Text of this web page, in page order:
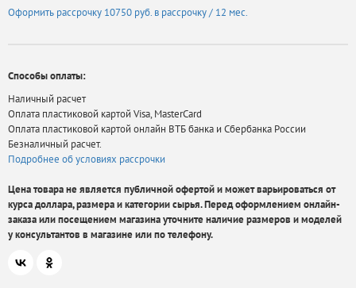
Оформить рассрочку 10750 руб. в рассрочку / 12 мес.
Способы оплаты:
Наличный расчет
Оплата пластиковой картой Visa, MasterCard
Оплата пластиковой картой онлайн ВТБ банка и Сбербанка России
Безналичный расчет.
Подробнее об условиях рассрочки
Цена товара не является публичной офертой и может варьироваться от
курса доллара, размера и категории сырья. Перед оформлением онлайн-
заказа или посещением магазина уточните наличие размеров и моделей
у консультантов в магазине или по телефону.